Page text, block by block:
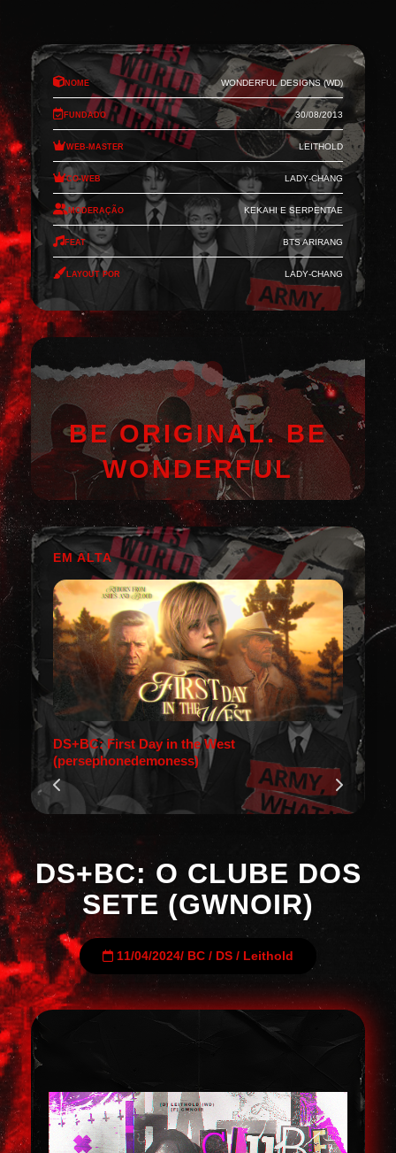
Nome Wonderful Designs (WD)
Fundado 30/08/2013
Web-Master Leithold
Co-Web Lady-Chang
Moderação Kekahi e Serpentae
Feat BTS Arirang
Layout por Lady-Chang
BE ORIGINAL. BE
WONDERFUL
EM ALTA
DS+BC: First Day in the West
(persephonedemoness)
DS+BC: O CLUBE DOS
SETE (GWNOIR)
11/04/2024/ BC / DS / Leithold